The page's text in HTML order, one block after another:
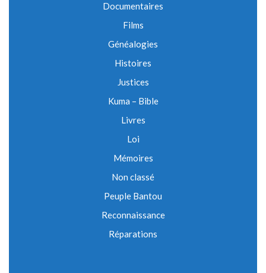
Documentaires
Films
Généalogies
Histoires
Justices
Kuma – Bible
Livres
Loi
Mémoires
Non classé
Peuple Bantou
Reconnaissance
Réparations